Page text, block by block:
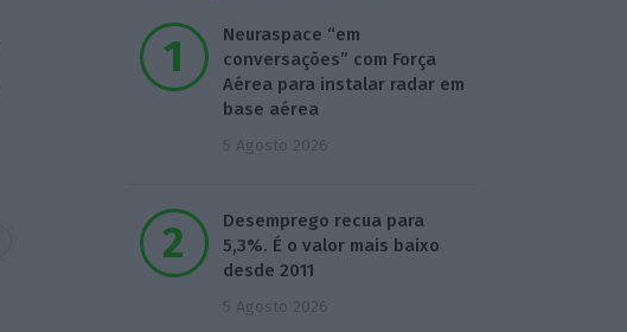
Neuraspace “em
conversações” com Força
Aérea para instalar radar em
base aérea
5 Agosto 2026
Desemprego recua para
5,3%. É o valor mais baixo
desde 2011
5 Agosto 2026